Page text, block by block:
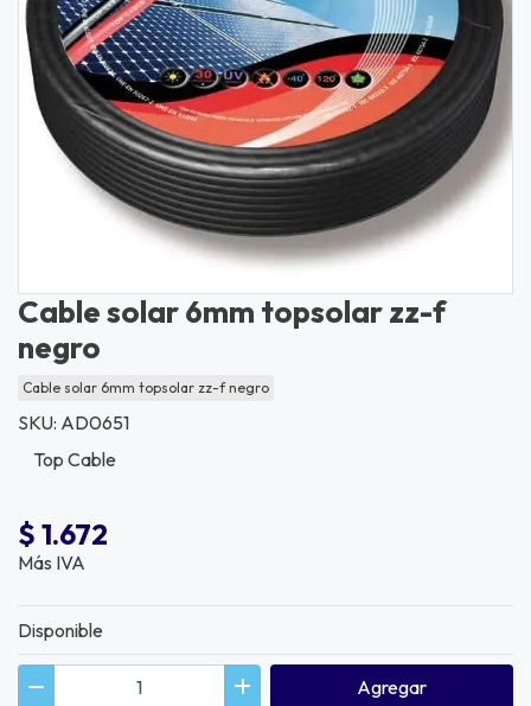
Cable solar 6mm topsolar zz-f
negro
Cable solar 6mm topsolar zz-f negro
SKU: AD0651
Top Cable
$ 1.672
Más IVA
Disponible
Agregar